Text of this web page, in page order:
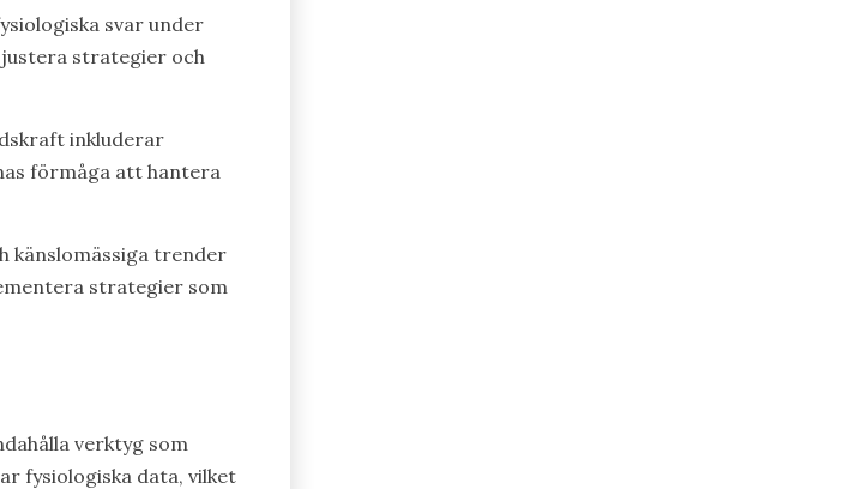
svar under
strategier och
inkluderar
förmåga att hantera
känslomässiga trender
strategier som
verktyg som
fysiologiska data, vilket